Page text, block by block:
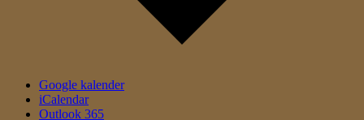
Google kalender
iCalendar
Outlook 365